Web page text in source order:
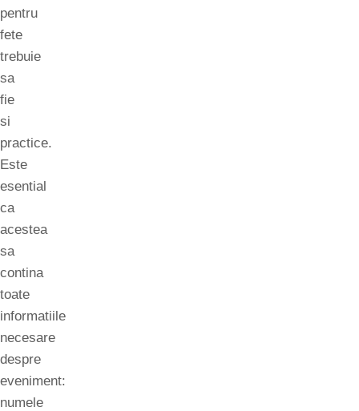
pentru
fete
trebuie
sa
fie
si
practice.
Este
esential
ca
acestea
sa
contina
toate
informatiile
necesare
despre
eveniment:
numele